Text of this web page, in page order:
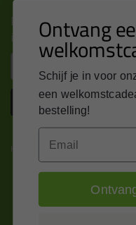
Nieuws, tips en
inbox
Kitcentrum is trots op:
Ontvang
Schijf je in voor
een
bestelling!
Email